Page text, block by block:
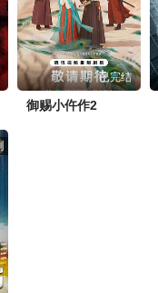
已完结
御赐小仵作2